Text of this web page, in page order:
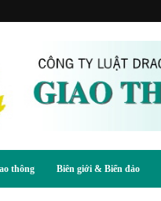
thông Biên giới & Biển đảo